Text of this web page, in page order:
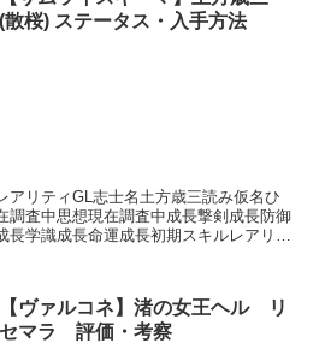
(散桜) ステータス・入手方法
アリティGL志士名土方歳三読み仮名ひ
調査中思想現在調査中成長撃剣成長防御
学識成長命運成長初期スキルレアリテ
【ヴァルコネ】渚の女王ヘル リ
セマラ 評価・考察